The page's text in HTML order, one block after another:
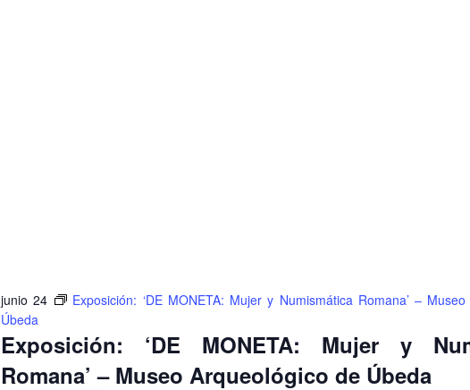
Exposición: ‘DE MONETA: Mujer y
Romana’ – Museo Arqueológico de Úbeda
junio 24
Exposición: ‘DE MONETA: Mujer y Numismática Romana’ –
Úbeda